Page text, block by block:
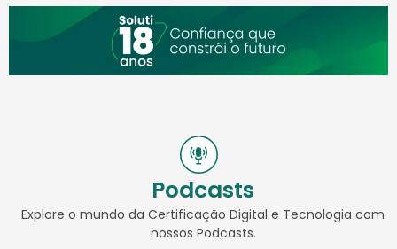
Podcasts
Explore o mundo da Certificação Digital e Tecnologia com
nossos Podcasts.